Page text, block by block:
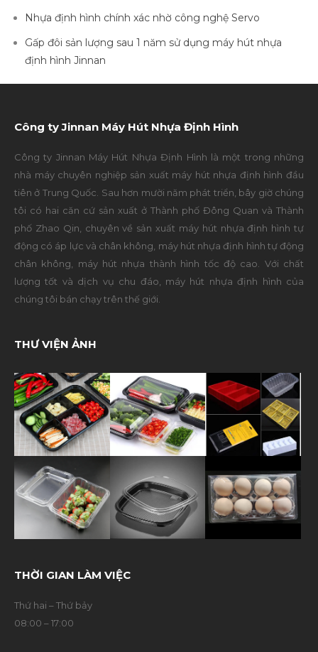
Nhựa định hình chính xác nhờ công nghệ Servo
Gấp đôi sản lượng sau 1 năm sử dụng máy hút nhựa
định hình Jinnan
Công ty Jinnan Máy Hút Nhựa Định Hình
Công ty Jinnan Máy Hút Nhựa Định Hình là một trong những
nhà máy chuyên nghiệp sản xuất máy hút nhựa định hình đầu
tiên ở Trung Quốc. Sau hơn mười năm phát triển, bây giờ chúng
tôi có hai căn cứ sản xuất ở Thành phố Đông Quan và Thành
phố Zhao Qin, chuyên về sản xuất máy hút nhựa định hình tự
động có áp lực và chân không, máy hút nhựa định hình tự động
chân không, máy hút nhựa thành hình tốc độ cao. Với chất
lượng tốt và dịch vụ chu đáo, máy hút nhựa định hình của
chúng tôi bán chạy trên thế giới.
THƯ VIỆN ẢNH
THỜI GIAN LÀM VIỆC
Thứ hai – Thứ bảy
08:00 – 17:00